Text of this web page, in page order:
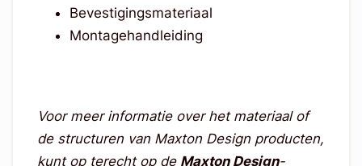
Bevestigingsmateriaal
Montagehandleiding
Voor meer informatie over het materiaal of
de structuren van Maxton Design producten,
kunt op terecht op de Maxton Design-